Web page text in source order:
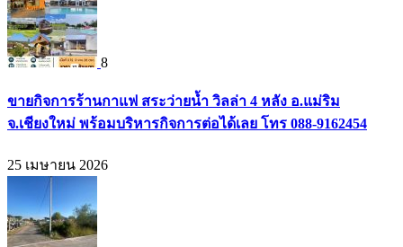
8
ขายกิจการร้านกาแฟ สระว่ายน้ำ วิลล่า 4 หลัง อ.แม่ริม
จ.เชียงใหม่ พร้อมบริหารกิจการต่อได้เลย โทร 088-9162454
25 เมษายน 2026